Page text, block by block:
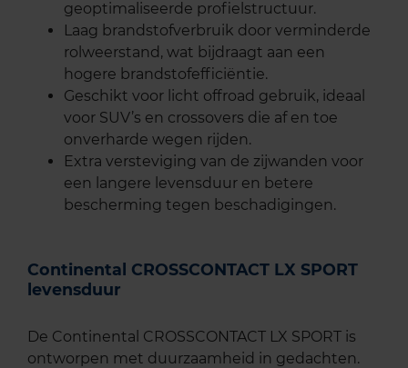
geoptimaliseerde profielstructuur.
Laag brandstofverbruik door verminderde
rolweerstand, wat bijdraagt aan een
hogere brandstofefficiëntie.
Geschikt voor licht offroad gebruik, ideaal
voor SUV’s en crossovers die af en toe
onverharde wegen rijden.
Extra versteviging van de zijwanden voor
een langere levensduur en betere
bescherming tegen beschadigingen.
Continental CROSSCONTACT LX SPORT
levensduur
De Continental CROSSCONTACT LX SPORT is
ontworpen met duurzaamheid in gedachten.